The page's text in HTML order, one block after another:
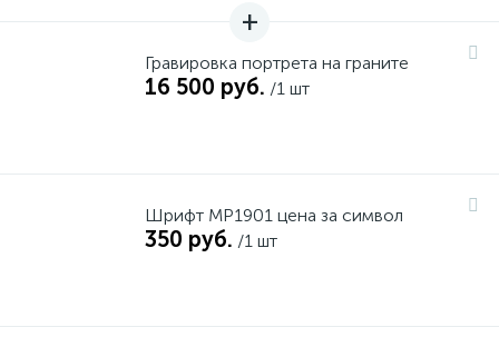
Гравировка портрета на граните
16 500 руб. /1 шт
Шрифт MP1901 цена за символ
350 руб. /1 шт